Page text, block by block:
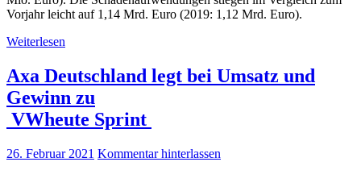
Vorjahr leicht auf 1,14 Mrd. Euro (2019: 1,12 Mrd. Euro).
Weiterlesen
Axa Deutschland legt bei Umsatz und
Gewinn zu
VWheute Sprint
26. Februar 2021 Kommentar hinterlassen